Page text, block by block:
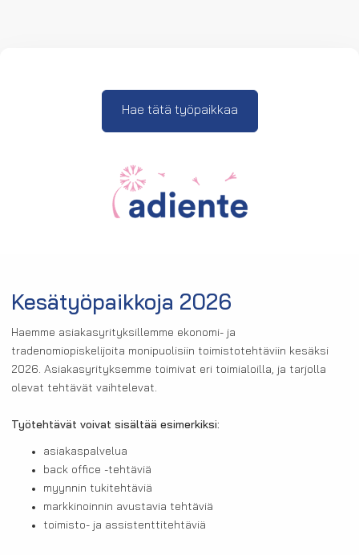
Hae tätä työpaikkaa
Kesätyöpaikkoja 2026
Haemme asiakasyrityksillemme ekonomi- ja
tradenomiopiskelijoita monipuolisiin toimistotehtäviin kesäksi
2026. Asiakasyrityksemme toimivat eri toimialoilla, ja tarjolla
olevat tehtävät vaihtelevat.
Työtehtävät voivat sisältää esimerkiksi:
asiakaspalvelua
back office -tehtäviä
myynnin tukitehtäviä
markkinoinnin avustavia tehtäviä
toimisto- ja assistenttitehtäviä